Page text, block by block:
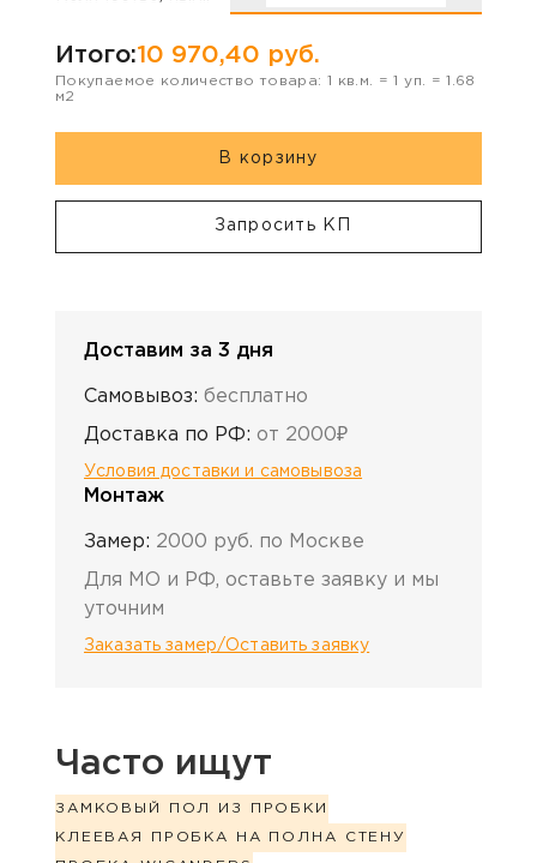
Итого:10 970,40 руб.
Покупаемое количество товара: 1 кв.м. =1 уп. =1.68
м2
В корзину
Запросить КП
Доставим за 3 дня
Самовывоз: бесплатно
Доставка по РФ: от 2000₽
Условия доставки и самовывоза
Монтаж
Замер: 2000 руб. по Москве
Для МО и РФ, оставьте заявку и мы
уточним
Заказать замер/Оставить заявку
Часто ищут
ЗАМКОВЫЙ ПОЛ ИЗ ПРОБКИ
КЛЕЕВАЯ ПРОБКА НА ПОЛ НА СТЕНУ